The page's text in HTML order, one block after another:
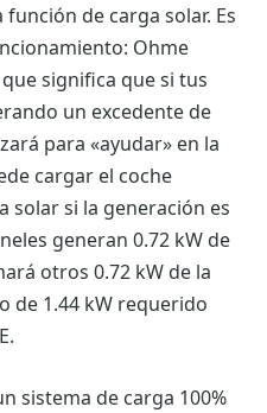
de carga solar. Es
Ohme
significa que si tus
un excedente de
para «ayudar» en la
cargar el coche
solar si la generación es
generan 0.72 kW de
otros 0.72 kW de la
de 1.44 kW requerido
sistema de carga 100%